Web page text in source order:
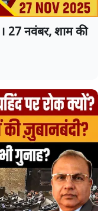
नवंबर, शाम की